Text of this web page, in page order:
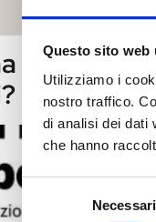
Questo sito web
Utilizziamo i
nostro traffico.
di analisi dei dati
che hanno
Selezione
del
Necessari
Capitale